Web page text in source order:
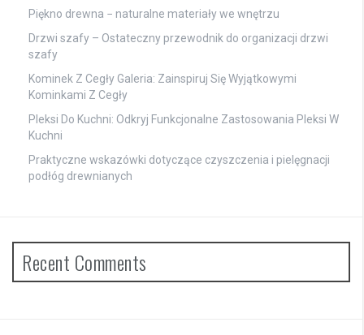
Piękno drewna − naturalne materiały we wnętrzu
Drzwi szafy – Ostateczny przewodnik do organizacji drzwi
szafy
Kominek Z Cegły Galeria: Zainspiruj Się Wyjątkowymi
Kominkami Z Cegły
Pleksi Do Kuchni: Odkryj Funkcjonalne Zastosowania Pleksi W
Kuchni
Praktyczne wskazówki dotyczące czyszczenia i pielęgnacji
podłóg drewnianych
Recent Comments